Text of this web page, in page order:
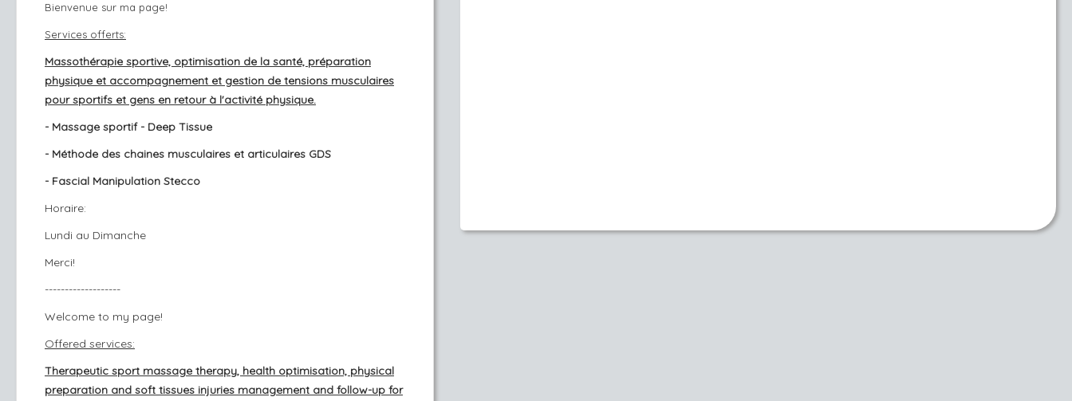
Bienvenue sur ma page!
Services offerts:
Massothérapie sportive, optimisation de la santé, préparation
physique et accompagnement et gestion de tensions musculaires
pour sportifs et gens en retour à l'activité physique.
- Massage sportif - Deep Tissue
- Méthode des chaines musculaires et articulaires GDS
- Fascial Manipulation Stecco
Horaire:
Lundi au Dimanche
Merci!
-------------------
Welcome to my page!
Offered services:
Therapeutic sport massage therapy, health optimisation, physical
preparation and soft tissues injuries management and follow-up for